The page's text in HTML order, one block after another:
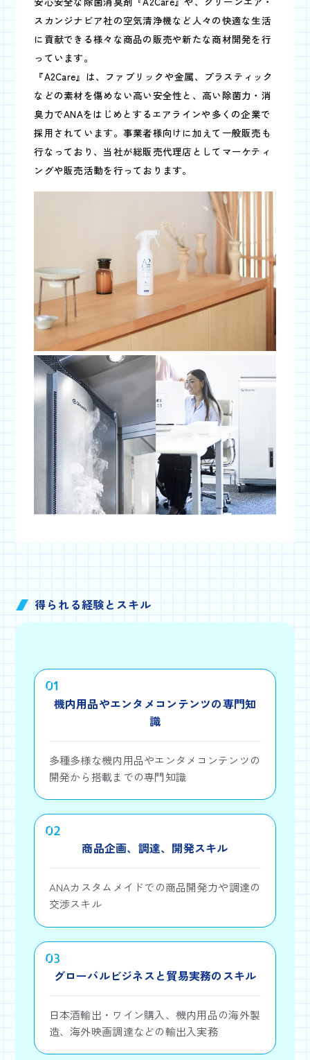
スカンジナビア社の空気清浄機など人々の快適な生活
に貢献できる様々な商品の販売や新たな商材開発を行
っています。
『A2Care』は、ファブリックや金属、プラスティック
などの素材を傷めない高い安全性と、高い除菌力・消
臭力でANAをはじめとするエアラインや多くの企業で
採用されています。事業者様向けに加えて一般販売も
行なっており、当社が総販売代理店としてマーケティ
ングや販売活動を行っております。
得られる経験とスキル
01
機内用品やエンタメコンテンツの専門知
識
多種多様な機内用品やエンタメコンテンツの
開発から搭載までの専門知識
02
商品企画、調達、開発スキル
ANAカスタムメイドでの商品開発力や調達の
交渉スキル
03
グローバルビジネスと貿易実務のスキル
日本酒輸出・ワイン購入、機内用品の海外製
造、海外映画調達などの輸出入実務